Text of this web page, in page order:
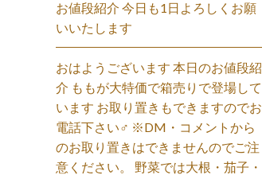
お値段紹介 今日も1日よろしくお願
いいたします
おはようございます 本日のお値段紹
介 ももが大特価で箱売りで登場して
います お取り置きもできますのでお
電話下さい‍♂️ ※DM・コメントから
のお取り置きはできませんのでご注
意ください。 野菜では大根・茄子・